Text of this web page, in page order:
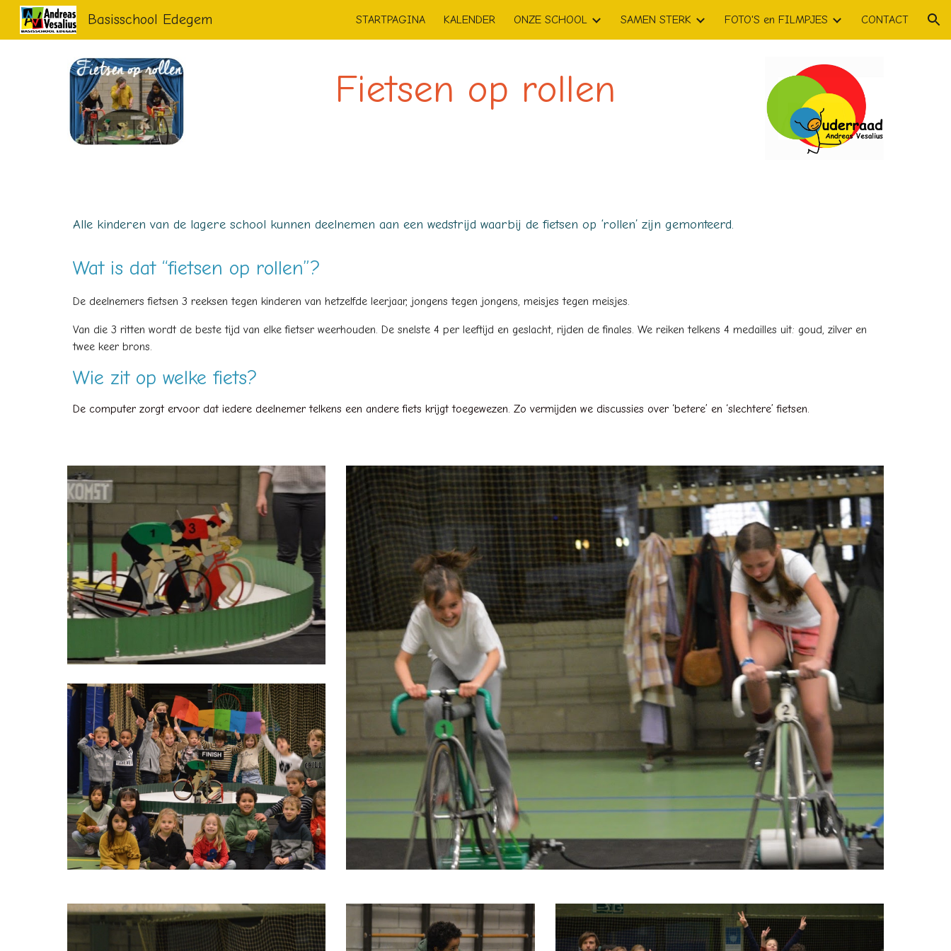
Skip to main content Skip to navigation
Basisschool Edegem STARTPAGINA KALENDER ONZE SCHOOL SAMEN STERK FOTO'S en FILMPJES CONTACT
Fietsen op rollen
Alle kinderen van de lagere school kunnen deelnemen aan een wedstrijd waarbij defietsen op ‘rollen’ zijn gemonteerd.
Wat is dat “fietsen op rollen”?
De deelnemers fietsen 3 reeksen tegen kinderen van hetzelfde leerjaar, jongens tegen jongens, meisjes tegen meisjes.
Van die 3 ritten wordt de beste tijd van elke fietser weerhouden. De snelste 4 per leeftijd en geslacht, rijden de finales. We reiken telkens 4 medailles uit: goud, zilver en
twee keer brons.
Wie zit op welke fiets?
De computer zorgt ervoor dat iedere deelnemer telkens een andere fiets krijgt toegewezen. Zo vermijden we discussies over ‘betere’ en ‘slechtere’ fietsen.